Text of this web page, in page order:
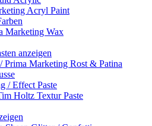
Acryl Paint
Marketing Wax
anzeigen
Prima Marketing Rost & Patina
/ Effect Paste
Holtz Textur Paste